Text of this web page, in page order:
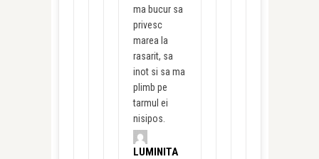
ma bucur sa
privesc
marea la
rasarit, sa
inot si sa ma
plimb pe
tarmul ei
nisipos.
LUMINITA